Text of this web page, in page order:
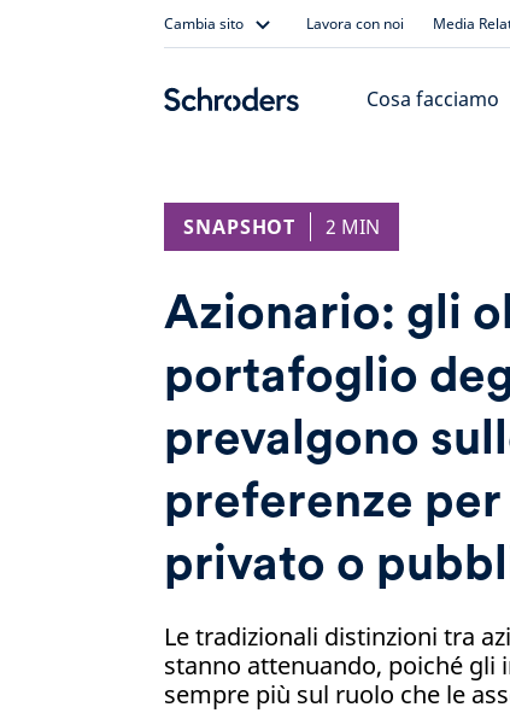
Cambia sito Lavora con noi Media
Cosa facciamo
SNAPSHOT 2 MIN
Azionario: gli
portafoglio
prevalgono
preferenze
privato o
Le tradizionali distinzioni tra
stanno attenuando, poiché gli
sempre più sul ruolo che le